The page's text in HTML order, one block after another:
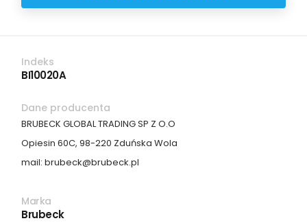
Indeks
BI10020A
Dane producenta
BRUBECK GLOBAL TRADING SP Z O.O
Opiesin 60C, 98-220 Zduńska Wola
mail: brubeck@brubeck.pl
Marka
Brubeck